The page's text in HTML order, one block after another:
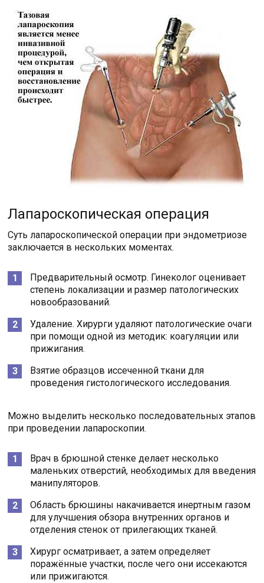
Лапароскопическая операция
Суть лапароскопической операции при эндометриозе
заключается в нескольких моментах.
Предварительный осмотр. Гинеколог оценивает
степень локализации и размер патологических
новообразований.
Удаление. Хирурги удаляют патологические очаги
при помощи одной из методик: коагуляции или
прижигания.
Взятие образцов иссеченной ткани для
проведения гистологического исследования.
Можно выделить несколько последовательных этапов
при проведении лапароскопии.
Врач в брюшной стенке делает несколько
маленьких отверстий, необходимых для введения
манипуляторов.
Область брюшины накачивается инертным газом
для улучшения обзора внутренних органов и
отделения стенок от прилегающих тканей.
Хирург осматривает, а затем определяет
поражённые участки, после чего они иссекаются
или прижигаются.